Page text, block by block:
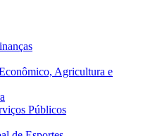
Agricultura e
Públicos